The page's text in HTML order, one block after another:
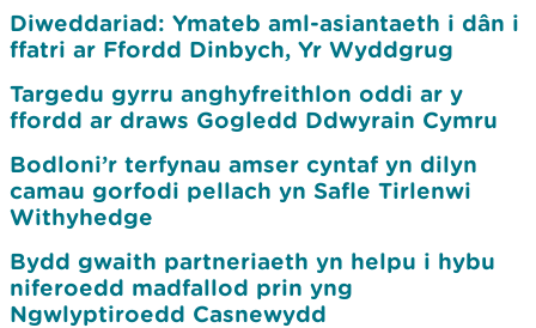
Diweddariad: Ymateb aml-asiantaeth i dân i
ffatri ar Ffordd Dinbych, Yr Wyddgrug
Targedu gyrru anghyfreithlon oddi ar y
ffordd ar draws Gogledd Ddwyrain Cymru
Bodloni’r terfynau amser cyntaf yn dilyn
camau gorfodi pellach yn Safle Tirlenwi
Withyhedge
Bydd gwaith partneriaeth yn helpu i hybu
niferoedd madfallod prin yng
Ngwlyptiroedd Casnewydd